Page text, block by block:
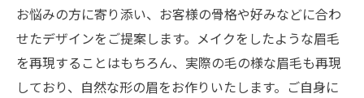
お悩みの方に寄り添い、お客様の骨格や好みなどに合わ
せたデザインをご提案します。メイクをしたような眉毛
を再現することはもちろん、実際の毛の様な眉毛も再現
しており、自然な形の眉をお作りいたします。ご自身に